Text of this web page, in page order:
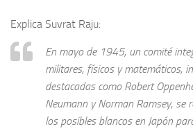
Explica Suvrat Raju:
En mayo de 1945, un comité
militares, físicos y matemáticos,
destacadas como Robert
Neumann y Norman Ramsey, se
los posibles blancos en Japón